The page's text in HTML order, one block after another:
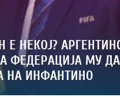
Е НЕКОЈ?
ФЕДЕРАЦИЈА МУ
НА ИНФАНТИНО